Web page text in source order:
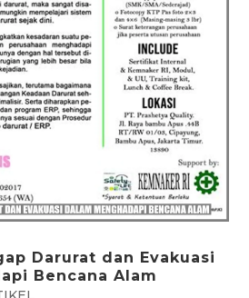
Darurat dan Evakuasi
Bencana Alam